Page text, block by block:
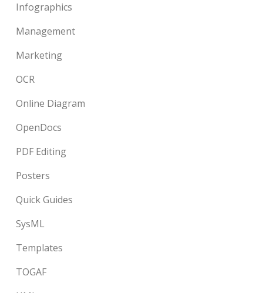
Infographics
Management
Marketing
OCR
Online Diagram
OpenDocs
PDF Editing
Posters
Quick Guides
SysML
Templates
TOGAF